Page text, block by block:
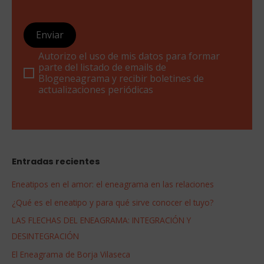
Enviar
Autorizo el uso de mis datos para formar
parte del listado de emails de
Blogeneagrama y recibir boletines de
actualizaciones periódicas
Entradas recientes
Eneatipos en el amor: el eneagrama en las relaciones
¿Qué es el eneatipo y para qué sirve conocer el tuyo?
LAS FLECHAS DEL ENEAGRAMA: INTEGRACIÓN Y
DESINTEGRACIÓN
El Eneagrama de Borja Vilaseca